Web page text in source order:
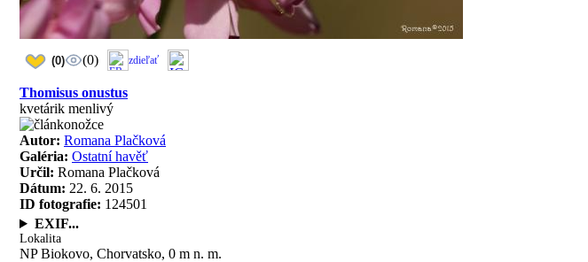
(0) (0) zdieľať
Thomisus onustus
kvetárik menlivý
Autor: Romana Plačková
Galéria: Ostatní havěť
Určil: Romana Plačková
Dátum: 22. 6. 2015
ID fotografie: 124501
EXIF...
Lokalita
NP Biokovo, Chorvatsko, 0 m n. m.